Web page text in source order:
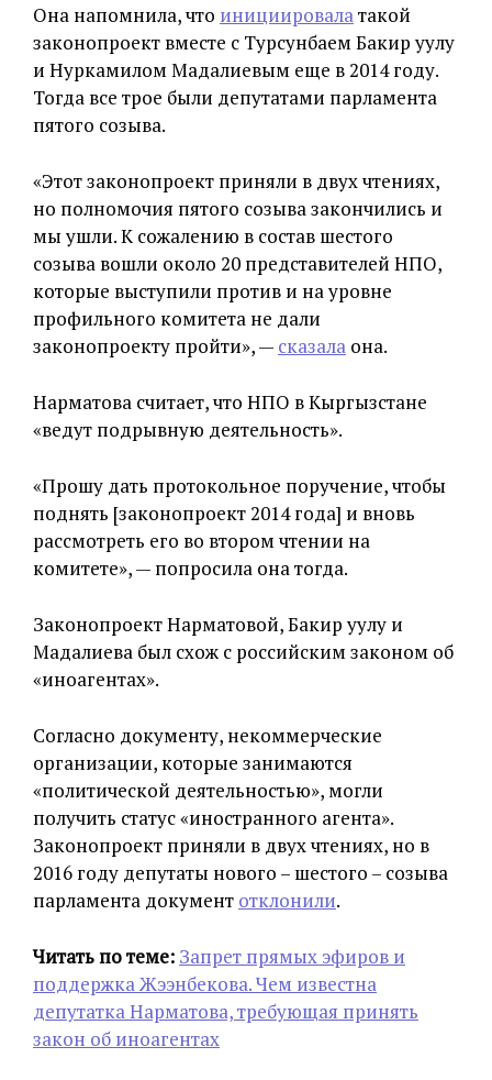
Она напомнила, что инициировалатакой
законопроект вместе с Турсунбаем Бакир уулу
и Нуркамилом Мадалиевым еще в 2014 году.
Тогда все трое были депутатами парламента
пятого созыва.
«Этот законопроект приняли в двух чтениях,
но полномочия пятого созыва закончились и
мы ушли. К сожалению в состав шестого
созыва вошли около 20 представителей НПО,
которые выступили против и на уровне
профильного комитета не дали
законопроекту пройти», — сказала она.
Нарматова считает, что НПО в Кыргызстане
«ведут подрывную деятельность».
«Прошу дать протокольное поручение, чтобы
поднять [законопроект 2014 года] и вновь
рассмотреть его во втором чтении на
комитете», — попросила она тогда.
Законопроект Нарматовой, Бакир уулу и
Мадалиева был схож с российским законом об
«иноагентах».
Согласно документу, некоммерческие
организации, которые занимаются
«политической деятельностью», могли
получить статус «иностранного агента».
Законопроект приняли в двух чтениях, но в
2016 году депутаты нового – шестого – созыва
парламента документ отклонили.
Читать по теме: Запрет прямых эфиров и
поддержка Жээнбекова. Чем известна
депутатка Нарматова, требующая принять
закон об иноагентах